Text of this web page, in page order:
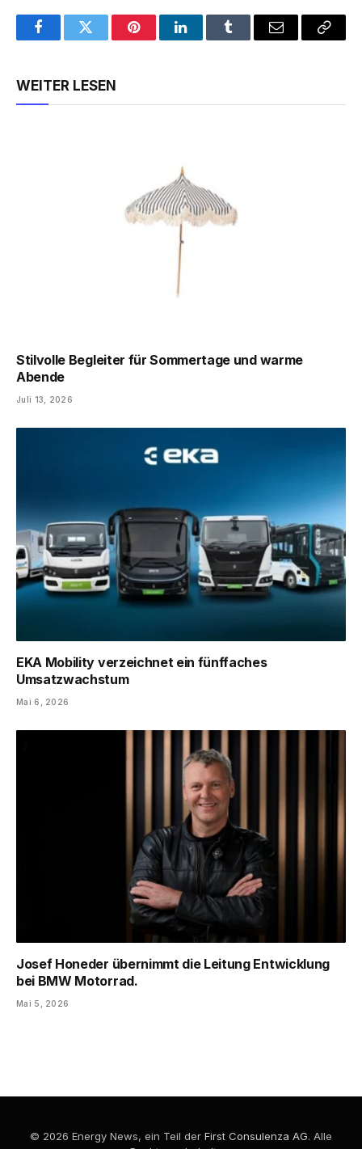
FacebookTwitter PinterestLinkedInTumblr Email
Copy
WEITER LESEN
Stilvolle Begleiter für Sommertage und warme
Abende
Juli 13, 2026
EKA Mobility verzeichnet ein fünffaches
Umsatzwachstum
Mai 6, 2026
Josef Honeder übernimmt die Leitung Entwicklung
bei BMW Motorrad.
Mai 5, 2026
© 2026 Energy News, ein Teil der First Consulenza AG. Alle